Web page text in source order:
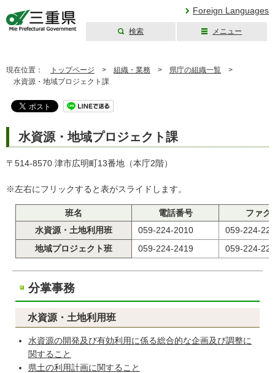
Foreign Languages
検索 メニュー
現在位置： トップページ > 組織・業務 > 県庁の組織一覧 >
水資源・地域プロジェクト課
水資源・地域プロジェクト課
〒514-8570 津市広明町13番地（本庁2階）
※左右にフリックすると表がスライドします。
班名 電話番号
ファク
水資源・土地利用班
059-224-2010
059-224-
地域プロジェクト班
059-224-2419 059-224-
分掌事務
水資源・土地利用班
水資源の開発及び有効利用に係る総合的な企画及び調整に
関すること
県土の利用計画に関すること